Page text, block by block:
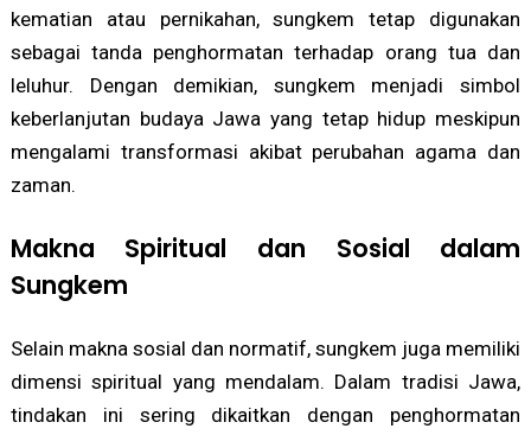
kematian atau pernikahan, sungkem tetap digunakan
sebagai tanda penghormatan terhadap orang tua dan
leluhur. Dengan demikian, sungkem menjadi simbol
keberlanjutan budaya Jawa yang tetap hidup meskipun
mengalami transformasi akibat perubahan agama dan
zaman.
Makna Spiritual dan Sosial dalam
Sungkem
Selain makna sosial dan normatif, sungkem juga memiliki
dimensi spiritual yang mendalam. Dalam tradisi Jawa,
tindakan ini sering dikaitkan dengan penghormatan